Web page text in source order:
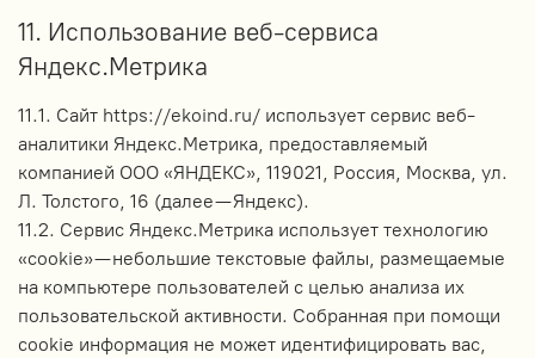
11. Использование веб-сервиса
Яндекс.Метрика
11.1. Сайт https://ekoind.ru/ использует сервис веб-
аналитики Яндекс.Метрика, предоставляемый
компанией ООО «ЯНДЕКС», 119021, Россия, Москва, ул.
Л. Толстого, 16 (далее — Яндекс).
11.2. Сервис Яндекс.Метрика использует технологию
«cookie» — небольшие текстовые файлы, размещаемые
на компьютере пользователей с целью анализа их
пользовательской активности. Собранная при помощи
cookie информация не может идентифицировать вас,